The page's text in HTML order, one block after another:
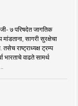
७ परिषदेत जागतिक
सागरी सुरक्षेचा
तसेच राष्ट्राध्यक्ष ट्रम्प
भारताचे वाढते सामर्थ